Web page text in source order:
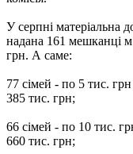
У серпні матеріальна
надана 161 мешканці
грн. А саме:
77 сімей - по 5 тис.
385 тис. грн;
66 сімей - по 10 тис.
660 тис. грн;